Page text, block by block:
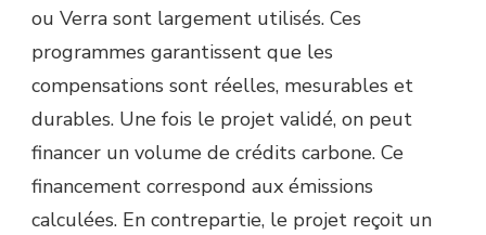
ou Verra sont largement utilisés. Ces
programmes garantissent que les
compensations sont réelles, mesurables et
durables. Une fois le projet validé, on peut
financer un volume de crédits carbone. Ce
financement correspond aux émissions
calculées. En contrepartie, le projet reçoit un